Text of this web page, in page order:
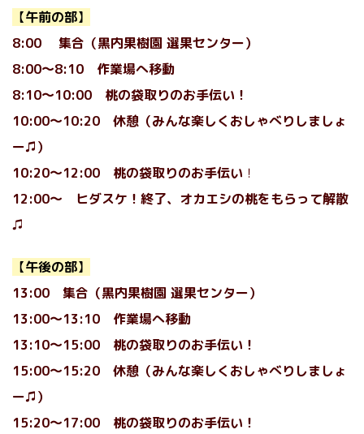
【午前の部】
8:00 集合（黒内果樹園 選果センター）
8:00〜8:10 作業場へ移動
8:10〜10:00 桃の袋取りのお手伝い！
10:00〜10:20 休憩 （みんな楽しくおしゃべりしましょ
ー♫）
10:20〜12:00 桃の袋取りのお手伝い ！
12:00〜 ヒダスケ！終了、オカエシの桃をもらって解散
♫
【午後の部】
13:00 集合（黒内果樹園 選果センター）
13:00〜13:10 作業場へ移動
13:10〜15:00 桃の袋取りのお手伝い ！
15:00〜15:20 休憩（みんな楽しくおしゃべりしましょ
ー♫）
15:20〜17:00 桃の袋取りのお手伝い！